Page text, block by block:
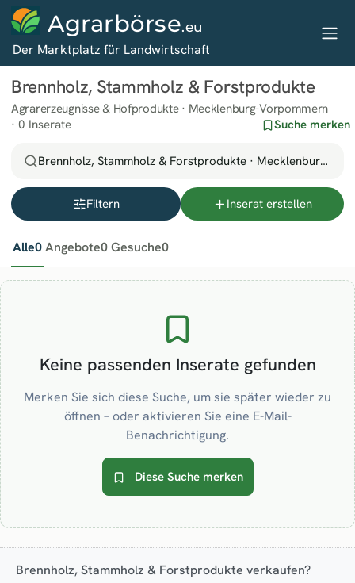
Agrarbörse.eu
Der Marktplatz für Landwirtschaft
Brennholz, Stammholz & Forstprodukte
Agrarerzeugnisse & Hofprodukte · Mecklenburg-Vorpommern
0 Inserate
Suche merken
Brennholz, Stammholz & Forstprodukte · Mecklenburg-
Filtern Inserat erstellen
Alle0Angebote0Gesuche0
Keine passenden Inserate gefunden
Merken Sie sich diese Suche, um sie später wieder zu
öffnen – oder aktivieren Sie eine E-Mail-
Benachrichtigung.
Diese Suche merken
Brennholz, Stammholz & Forstprodukte verkaufen?